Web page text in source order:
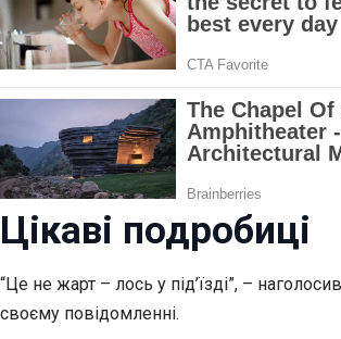
Цікаві подробиці
“Це не жарт – лось у під’їзді”, –
своєму повідомленні.